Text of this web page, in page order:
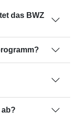
das BWZ